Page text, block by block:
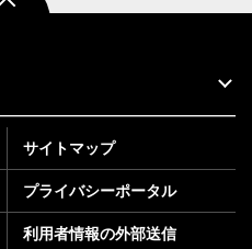
サイトマップ
プライバシーポータル
利用者情報の外部送信